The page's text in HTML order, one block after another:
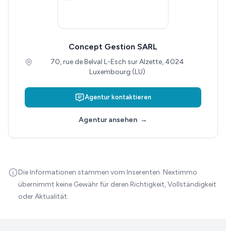
Concept Gestion SARL
70, rue de Belval L-Esch sur Alzette, 4024
Luxembourg (LU)
Agentur kontaktieren
Agentur ansehen →
Die Informationen stammen vom Inserenten. Nextimmo
übernimmt keine Gewähr für deren Richtigkeit, Vollständigkeit
oder Aktualität.